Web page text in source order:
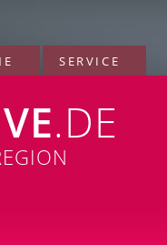
SERVICE
.DE